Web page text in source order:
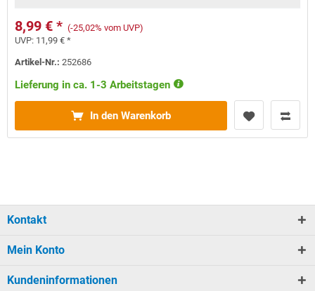
8,99 € * (-25,02% vom UVP)
UVP: 11,99 € *
Artikel-Nr.:252686
Lieferung in ca. 1-3 Arbeitstagen
In den Warenkorb
Kontakt
Mein Konto
Kundeninformationen